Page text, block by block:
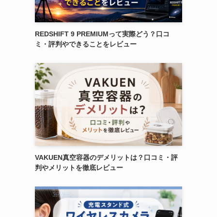
REDSHIFT 9 PREMIUMって実際どう？口コ
ミ・評判やできることをレビュー
VAKUEN真空容器のデメリットは？口コミ・評
判やメリットを徹底レビュー